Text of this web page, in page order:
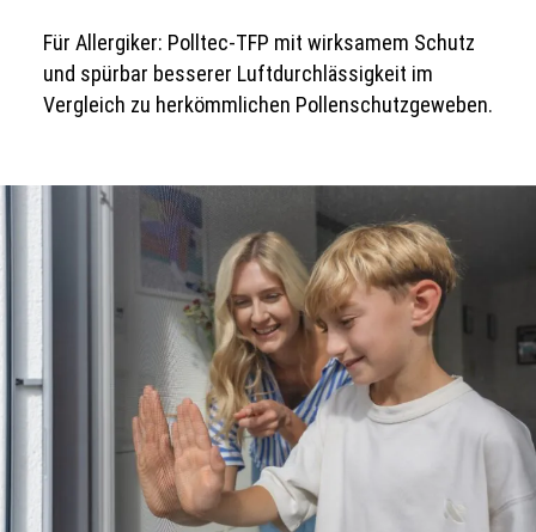
Für Allergiker: Polltec-TFP mit wirksamem Schutz
und spürbar besserer Luftdurchlässigkeit im
Vergleich zu herkömmlichen Pollenschutzgeweben.